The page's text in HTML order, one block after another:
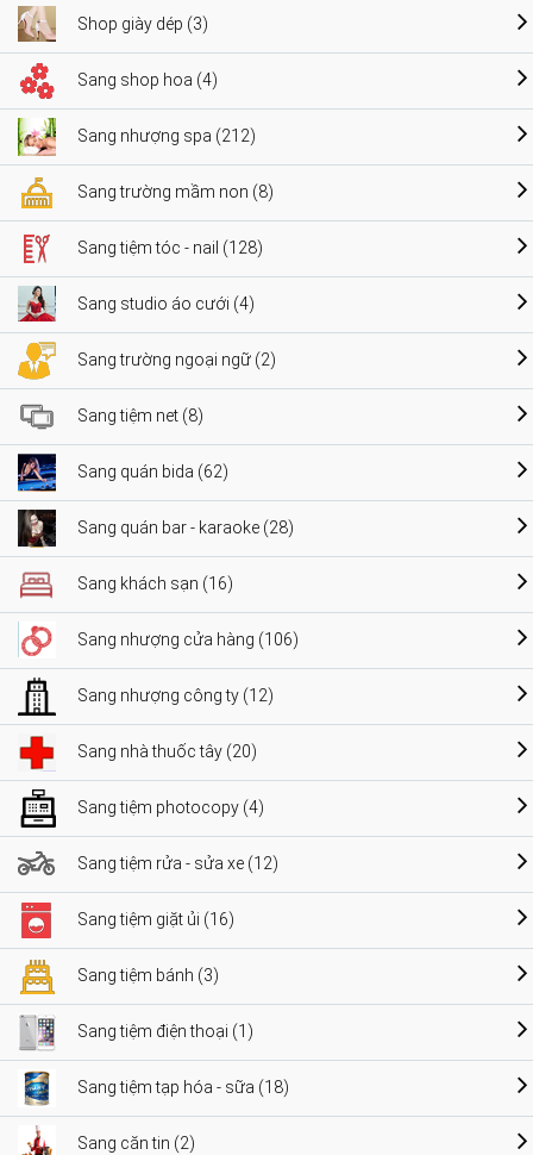
Shop giày dép (3)
Sang shop hoa (4)
Sang nhượng spa (212)
Sang trường mầm non (8)
Sang tiệm tóc - nail (128)
Sang studio áo cưới (4)
Sang trường ngoại ngữ (2)
Sang tiệm net (8)
Sang quán bida (62)
Sang quán bar - karaoke (28)
Sang khách sạn (16)
Sang nhượng cửa hàng (106)
Sang nhượng công ty (12)
Sang nhà thuốc tây (20)
Sang tiệm photocopy (4)
Sang tiệm rửa - sửa xe (12)
Sang tiệm giặt ủi (16)
Sang tiệm bánh (3)
Sang tiệm điện thoại (1)
Sang tiệm tạp hóa - sữa (18)
Sang căn tin (2)